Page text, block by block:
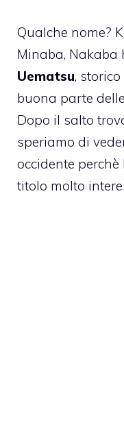
Qualche nome?
Minaba, Nakaba
Uematsu,
buona parte
Dopo il salto
speriamo di
occidente perchè
titolo molto